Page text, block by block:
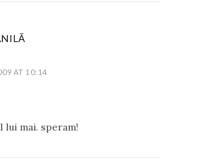
AT 10:14
lui mai. speram!